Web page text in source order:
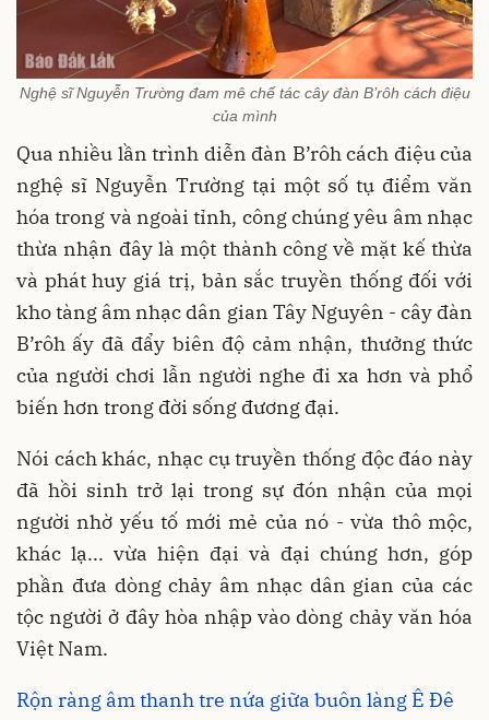
Nghệ sĩ Nguyễn Trường đam mê chế tác cây đàn B’rôh cách điệu
của mình
Qua nhiều lần trình diễn đàn B’rôh cách điệu của
nghệ sĩ Nguyễn Trường tại một số tụ điểm văn
hóa trong và ngoài tỉnh, công chúng yêu âm nhạc
thừa nhận đây là một thành công về mặt kế thừa
và phát huy giá trị, bản sắc truyền thống đối với
kho tàng âm nhạc dân gian Tây Nguyên - cây đàn
B’rôh ấy đã đẩy biên độ cảm nhận, thưởng thức
của người chơi lẫn người nghe đi xa hơn và phổ
biến hơn trong đời sống đương đại.
Nói cách khác, nhạc cụ truyền thống độc đáo này
đã hồi sinh trở lại trong sự đón nhận của mọi
người nhờ yếu tố mới mẻ của nó - vừa thô mộc,
khác lạ... vừa hiện đại và đại chúng hơn, góp
phần đưa dòng chảy âm nhạc dân gian của các
tộc người ở đây hòa nhập vào dòng chảy văn hóa
Việt Nam.
Rộn ràng âm thanh tre nứa giữa buôn làng Ê Đê